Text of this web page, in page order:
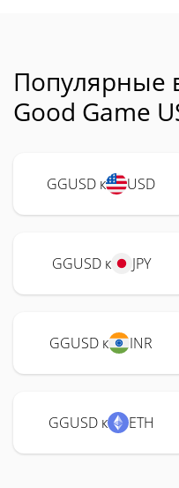
Популярные
Good Game
GGUSD к USD
GGUSD к JPY
GGUSD к INR
GGUSD к ETH